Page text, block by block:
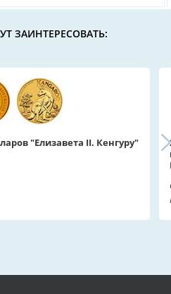
ЗАИНТЕРЕСОВАТЬ:
"Елизавета II. Кенгуру"